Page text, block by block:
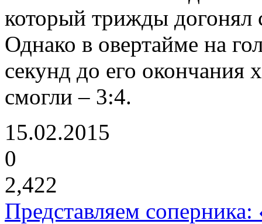
который трижды догонял
Однако в овертайме на
секунд до его окончания
смогли – 3:4.
15.02.2015
0
2,422
Представляем